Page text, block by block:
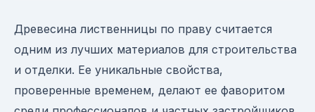
Древесина лиственницы по праву считается
одним из лучших материалов для строительства
и отделки. Ее уникальные свойства,
проверенные временем, делают ее фаворитом